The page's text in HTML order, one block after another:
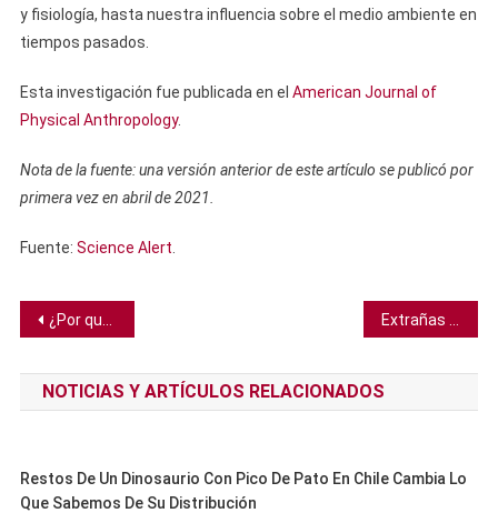
y fisiología, hasta nuestra influencia sobre el medio ambiente en
tiempos pasados.
Esta investigación fue publicada en el American Journal of
Physical Anthropology.
Nota de la fuente: una versión anterior de este artículo se publicó por
primera vez en abril de 2021.
Fuente: Science Alert
Navegación
de
entradas
¿Por qué los perros y los gatos mudan su pelo?
NOTICIAS Y ARTÍCULOS RELACIONADOS
Restos De Un Dinosaurio Con Pico De Pato En Chile Cambia Lo
Que Sabemos De Su Distribución